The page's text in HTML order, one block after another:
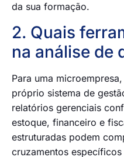
da sua formação.
2. Quais
na análise de
Para uma
próprio sistema de
relatórios gerenciais
estoque, financeiro e
estruturadas podem
cruzamentos